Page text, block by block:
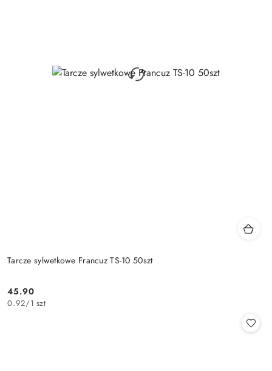
Tarcze sylwetkowe Francuz TS-10 50szt
Cena:
45.90
0.92/1 szt